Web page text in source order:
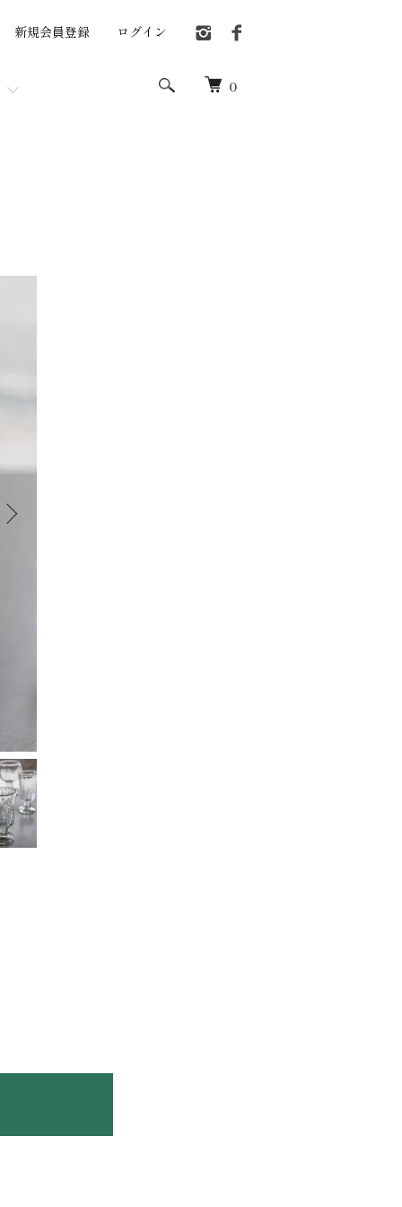
0
新規会員登録 ログイン